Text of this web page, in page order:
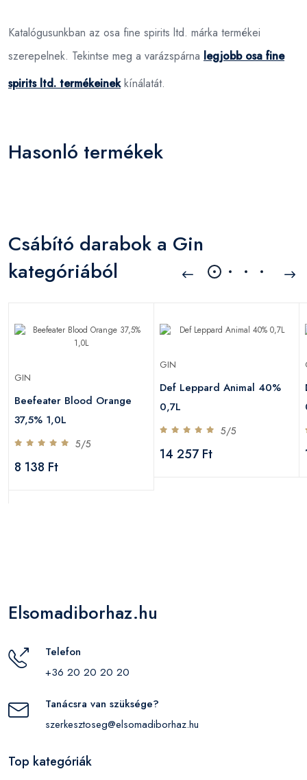
Katalógusunkban az osa fine spirits ltd. márka termékei
szerepelnek. Tekintse meg a varázspárna legjobb osa fine
spirits ltd. termékeinekkínálatát.
Hasonló termékek
Csábító darabok a Gin
kategóriából
GIN
Beefeater Blood Orange
37,5% 1,0L
5/5
8 138 Ft
GIN
Def Leppard Animal 40%
0,7L
5/5
14 257 Ft
Elsomadiborhaz.hu
Telefon
+36 20 20 20 20
Tanácsra van szüksége?
szerkesztoseg@elsomadiborhaz.hu
Top kategóriák